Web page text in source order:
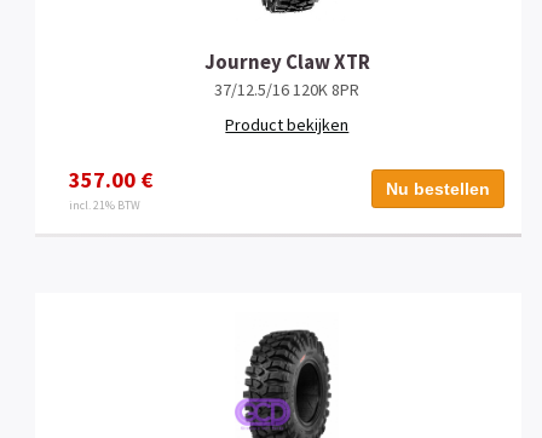
Journey Claw XTR
37/12.5/16 120K 8PR
Product bekijken
357.00 €
incl. 21% BTW
Nu bestellen